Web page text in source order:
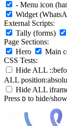
- Menu icon
Widget
External Scripts:
Tally (forms)
Page Sections:
Hero
Main
CSS Tests:
Hide ALL
ALL
Hide ALL
Press D to hide/show